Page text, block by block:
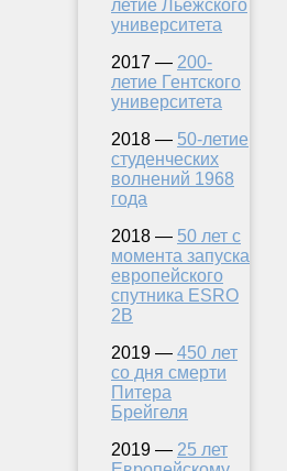
летие Льежского
университета
2017 — 200-
летие Гентского
университета
2018 — 50-летие
студенческих
волнений 1968
года
2018 — 50 лет с
момента запуска
европейского
спутника ESRO
2B
2019 — 450 лет
со дня смерти
Питера
Брейгеля
2019 — 25 лет